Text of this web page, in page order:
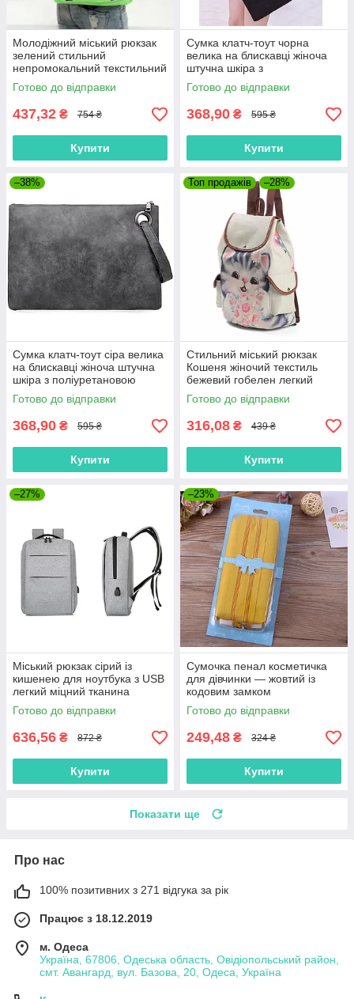
Молодіжний міський рюкзак
зелений стильний
непромокальний текстильний
тканинний легкий унісекс
Готово до відправки
437,32 ₴ 754 ₴
Купити
Сумка клатч-тоут чорна
велика на блискавці жіноча
штучна шкіра з
поліуретановим
обробленням універсальний
Готово до відправки
368,90 ₴ 595 ₴
Купити
–38%
Сумка клатч-тоут сіра велика
на блискавці жіноча штучна
шкіра з поліуретановою
обробкою.
Готово до відправки
368,90 ₴ 595 ₴
Купити
Топ продажів –28%
Стильний міський рюкзак
Кошеня жіночий текстиль
бежевий гобелен легкий
місткий
Готово до відправки
316,08 ₴ 439 ₴
Купити
–27%
Міський рюкзак сірий із
кишенею для ноутбука з USB
легкий міцний тканина
унісекс Minimalist Urban
Готово до відправки
636,56 ₴ 872 ₴
Купити
–23%
Сумочка пенал косметичка
для дівчинки — жовтий із
кодовим замком
непромокальний 2 відділення
з паролем
Готово до відправки
249,48 ₴ 324 ₴
Купити
Показати ще
Про нас
100% позитивних з 271 відгука за рік
Працює з 18.12.2019
м. Одеса
Україна, 67806, Одеська область, Овідіопольський район,
смт. Авангард, вул. Базова, 20, Одеса, Україна